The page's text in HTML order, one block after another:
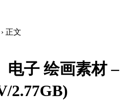
› 正文
电子 绘画素材 –
2.77GB)